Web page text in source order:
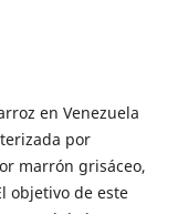
en Venezuela
por
marrón grisáceo,
objetivo de este